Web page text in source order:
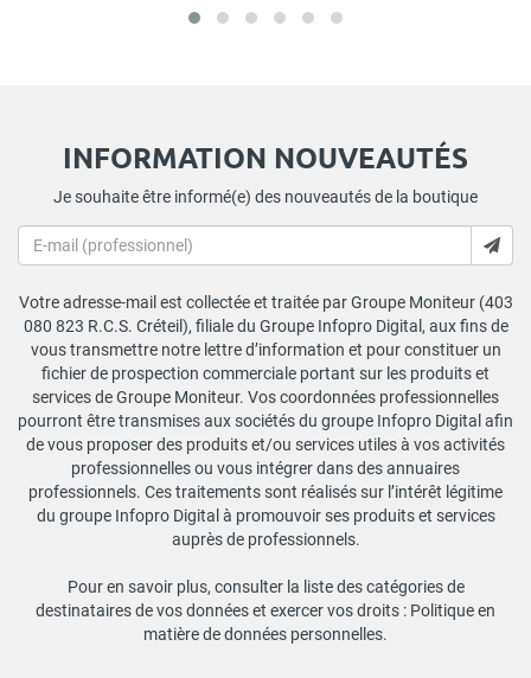
INFORMATION NOUVEAUTÉS
Je souhaite être informé(e) des nouveautés de la boutique
Votre adresse-mail est collectée et traitée par Groupe Moniteur (403
080 823 R.C.S. Créteil), filiale du Groupe Infopro Digital, aux fins de
vous transmettre notre lettre d’information et pour constituer un
fichier de prospection commerciale portant sur les produits et
services de Groupe Moniteur. Vos coordonnées professionnelles
pourront être transmises aux sociétés du groupe Infopro Digital afin
de vous proposer des produits et/ou services utiles à vos activités
professionnelles ou vous intégrer dans des annuaires
professionnels. Ces traitements sont réalisés sur l’intérêt légitime
du groupe Infopro Digital à promouvoir ses produits et services
auprès de professionnels.
Pour en savoir plus, consulter la liste des catégories de
destinataires de vos données et exercer vos droits : Politique en
matière de données personnelles.